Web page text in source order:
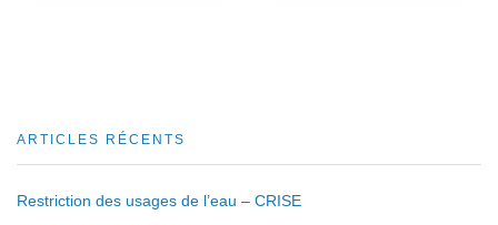
ARTICLES RÉCENTS
Restriction des usages de l’eau – CRISE